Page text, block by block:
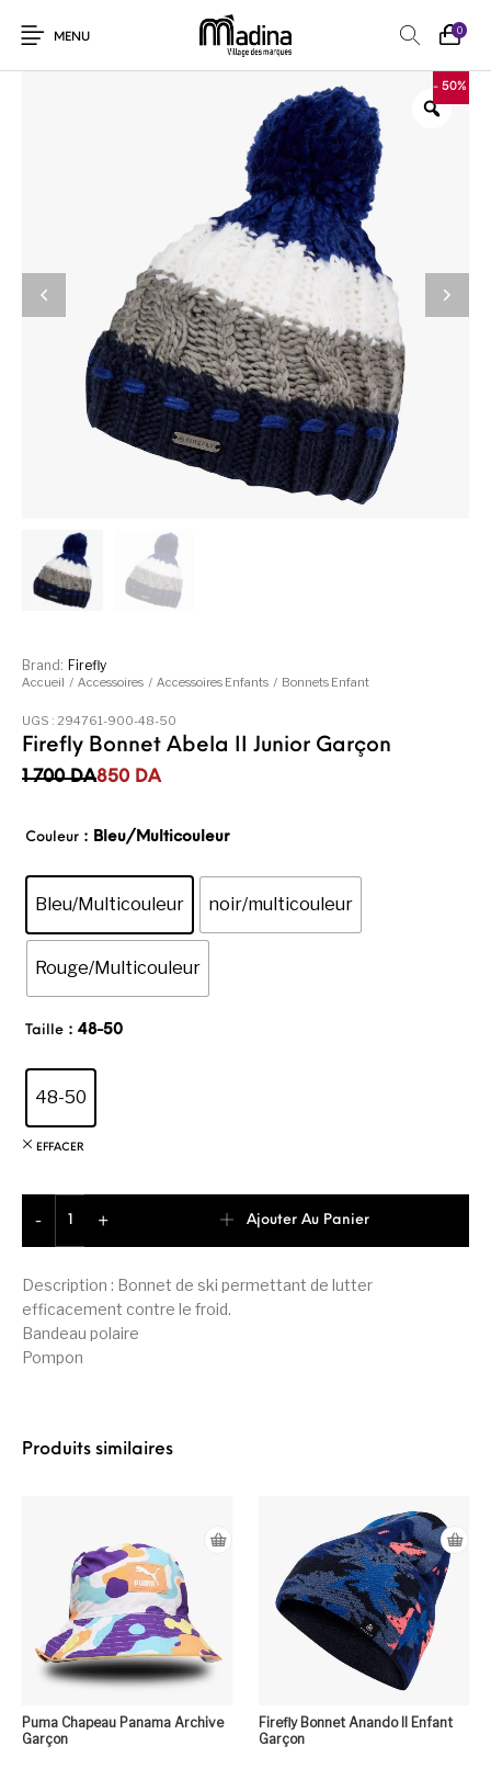
MENU
0
- 50%
Accueil / Accessoires / Accessoires Enfants / Bonnets Enfant
Firefly Bonnet Abela II Junior Garçon
1 700 DA
Le prix initial était : 1 700DA.
850 DA
Le prix actuel est : 850DA.
Description : Bonnet de ski permettant de lutter
efficacement contre le froid.
Bandeau polaire
Pompon
Couleur : Bleu/Multicouleur
Bleu/Multicouleur noir/multicouleur
Rouge/Multicouleur
Taille : 48-50
48-50
EFFACER
-
+
Ajouter Au Panier
UGS : 294761-900-48-50
Brand: Firefly
Produits similaires
Puma Chapeau Panama Archive
Garçon
Firefly Bonnet Anando II Enfant
Garçon